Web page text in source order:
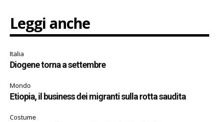
Leggi anche
Italia
Diogene torna a settembre
Mondo
Etiopia, il business dei migranti sulla rotta saudita
Costume